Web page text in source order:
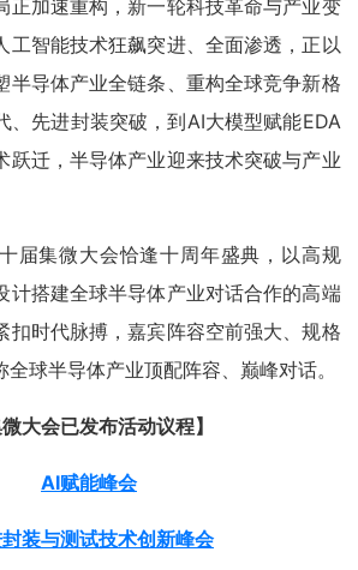
正加速重构，新一轮科技革命与产业变
工智能技术狂飙突进、全面渗透，正以
半导体产业全链条、重构全球竞争新格
、先进封装突破，到AI大模型赋能EDA
跃迁，半导体产业迎来技术突破与产业
届集微大会恰逢十周年盛典，以高规
计搭建全球半导体产业对话合作的高端
扣时代脉搏，嘉宾阵容空前强大、规格
球半导体产业顶配阵容、巅峰对话。
微大会已发布活动议程】
AI赋能峰会
装与测试技术创新峰会